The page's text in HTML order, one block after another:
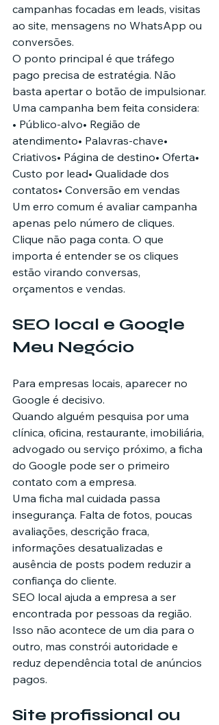
campanhas focadas em leads, visitas
ao site, mensagens no WhatsApp ou
conversões.
O ponto principal é que tráfego
pago precisa de estratégia. Não
basta apertar o botão de impulsionar.
Uma campanha bem feita considera:
• Público-alvo• Região de
atendimento• Palavras-chave•
Criativos• Página de destino• Oferta•
Custo por lead• Qualidade dos
contatos• Conversão em vendas
Um erro comum é avaliar campanha
apenas pelo número de cliques.
Clique não paga conta. O que
importa é entender se os cliques
estão virando conversas,
orçamentos e vendas.
SEO local e Google
Meu Negócio
Para empresas locais, aparecer no
Google é decisivo.
Quando alguém pesquisa por uma
clínica, oficina, restaurante, imobiliária,
advogado ou serviço próximo, a ficha
do Google pode ser o primeiro
contato com a empresa.
Uma ficha mal cuidada passa
insegurança. Falta de fotos, poucas
avaliações, descrição fraca,
informações desatualizadas e
ausência de posts podem reduzir a
confiança do cliente.
SEO local ajuda a empresa a ser
encontrada por pessoas da região.
Isso não acontece de um dia para o
outro, mas constrói autoridade e
reduz dependência total de anúncios
pagos.
Site profissional ou